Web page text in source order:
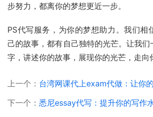
步努力，都离你的梦想更近一步。
PS代写服务，为你的梦想助力。我们相
己的故事，都有自己独特的光芒。让我
字，讲述你的故事，展现你的光芒，走向
上一个： 台湾网课代上exam代做：让你的
下一个： 悉尼essay代写：提升你的写作